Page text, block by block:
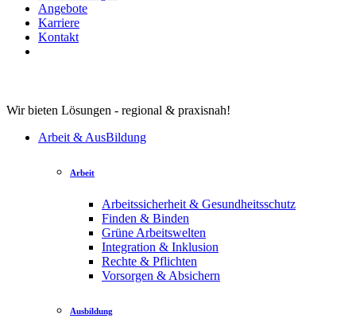
Angebote
Karriere
Kontakt
Wir bieten Lösungen - regional & praxisnah!
Arbeit & AusBildung
Arbeit
Arbeitssicherheit & Gesundheitsschutz
Finden & Binden
Grüne Arbeitswelten
Integration & Inklusion
Rechte & Pflichten
Vorsorgen & Absichern
Ausbildung